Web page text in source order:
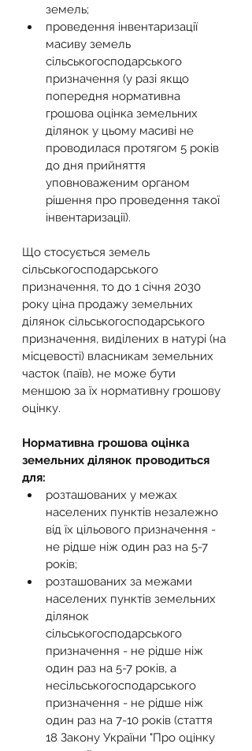
земель;
проведення інвентаризації
масиву земель
сільськогосподарського
призначення (у разі якщо
попередня нормативна
грошова оцінка земельних
ділянок у цьому масиві не
проводилася протягом 5 років
до дня прийняття
уповноваженим органом
рішення про проведення такої
інвентаризації).
Що стосується земель
сільськогосподарського
призначення, то до 1 січня 2030
року ціна продажу земельних
ділянок сільськогосподарського
призначення, виділених в натурі (на
місцевості) власникам земельних
часток (паїв), не може бути
меншою за їх нормативну грошову
оцінку.
Нормативна грошова оцінка
земельних ділянок проводиться
для:
розташованих у межах
населених пунктів незалежно
від їх цільового призначення -
не рідше ніж один раз на 5-7
років;
розташованих за межами
населених пунктів земельних
ділянок
сільськогосподарського
призначення - не рідше ніж
один раз на 5-7 років, а
несільськогосподарського
призначення - не рідше ніж
один раз на 7-10 років (стаття
18 Закону України "Про оцінку